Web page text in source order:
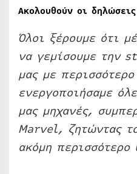
Ακολουθούν οι
Όλοι ξέρουμε ότι
να γεμίσουμε την
μας με
ενεργοποιήσαμε
μας μηχανές,
Marvel, ζητώντας
ακόμη περισσότερο